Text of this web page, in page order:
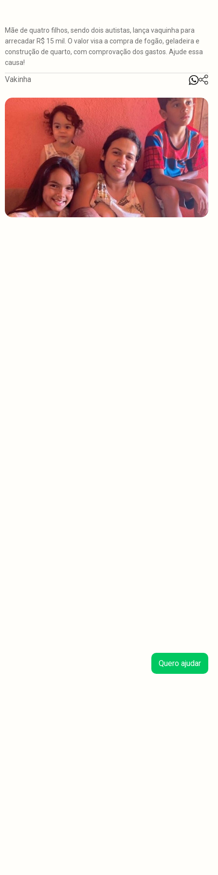
Mãe de quatro filhos, sendo dois autistas, lança vaquinha para
arrecadar R$ 15 mil. O valor visa a compra de fogão, geladeira e
construção de quarto, com comprovação dos gastos. Ajude essa
causa!
Vakinha
Quero ajudar